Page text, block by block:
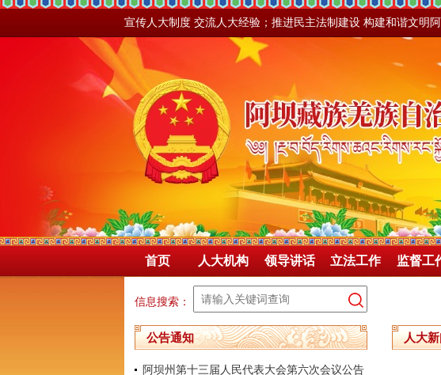
宣传人大制度 交流人大经验；推进民主法制建设 构建和谐文明
首页 人大机构 领导讲话 立法工作 监督工
信息搜索：
公告通知
阿坝州第十三届人民代表大会第六次会议公告
人大